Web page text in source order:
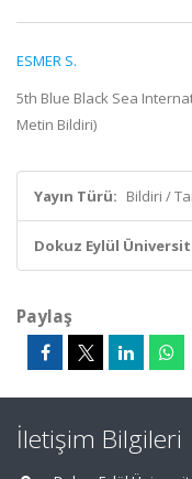
ESMER S.
5th Blue Black Sea
Metin Bildiri)
Yayın Türü: Bildiri /
Dokuz Eylül
Paylaş
İletişim Bilgileri